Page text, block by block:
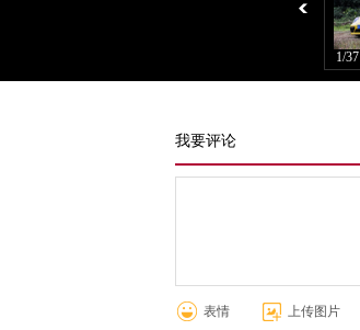
1/37
我要评论
表情 上传图片